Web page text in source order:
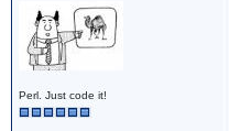
Perl. Just code it!